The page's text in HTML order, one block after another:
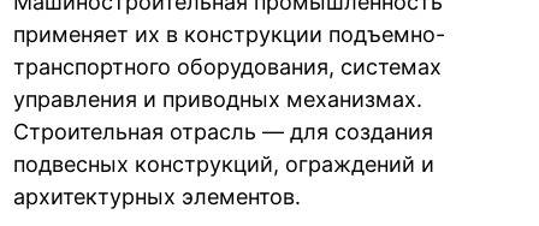
применяет их в конструкции подъемно-
транспортного оборудования, системах
управления и приводных механизмах.
Строительная отрасль — для создания
подвесных конструкций, ограждений и
архитектурных элементов.